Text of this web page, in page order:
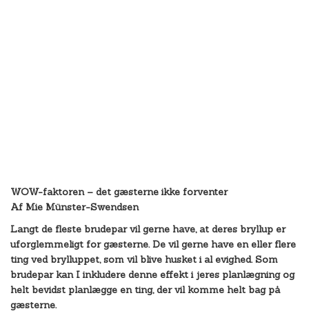
WOW-faktoren – det gæsterne ikke forventer
Af Mie Münster-Swendsen
Langt de fleste brudepar vil gerne have, at deres bryllup er
uforglemmeligt for gæsterne. De vil gerne have en eller flere
ting ved brylluppet, som vil blive husket i al evighed. Som
brudepar kan I inkludere denne effekt i jeres planlægning og
helt bevidst planlægge en ting, der vil komme helt bag på
gæsterne.